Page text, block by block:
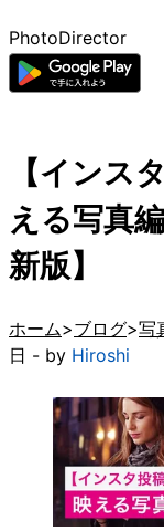
PhotoDirector
【インス
える写真
新版】
ホーム ブログ 写
日 - by Hiroshi